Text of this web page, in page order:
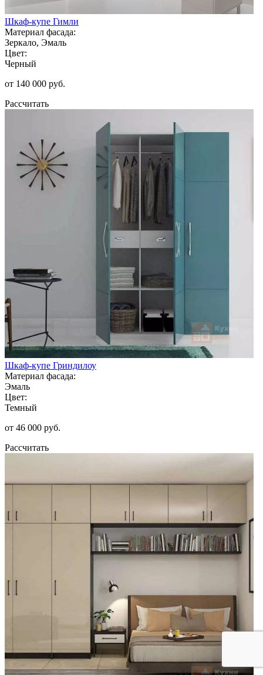
Шкаф-купе Гимли
Материал фасада:
Зеркало, Эмаль
Цвет:
Черный
от 140 000 руб.
Рассчитать
Шкаф-купе Гриндилоу
Материал фасада:
Эмаль
Цвет:
Темный
от 46 000 руб.
Рассчитать